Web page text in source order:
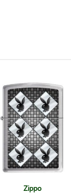
Zippo